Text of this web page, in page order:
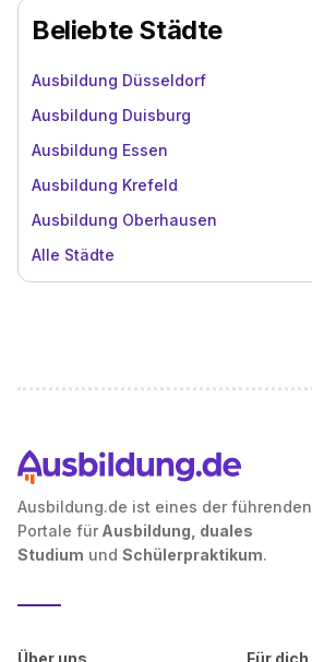
Beliebte Städte
Ausbildung Düsseldorf
Ausbildung Duisburg
Ausbildung Essen
Ausbildung Krefeld
Ausbildung Oberhausen
Alle Städte
Ausbildung.de ist eines der führenden
Portale für Ausbildung, duales
Studium und Schülerpraktikum.
Über uns Für dich